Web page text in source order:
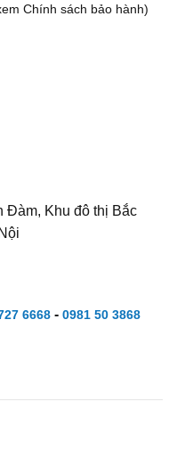
Chính sách bảo hành)
Khu đô thị Bắc
6668- 0981 50 3868